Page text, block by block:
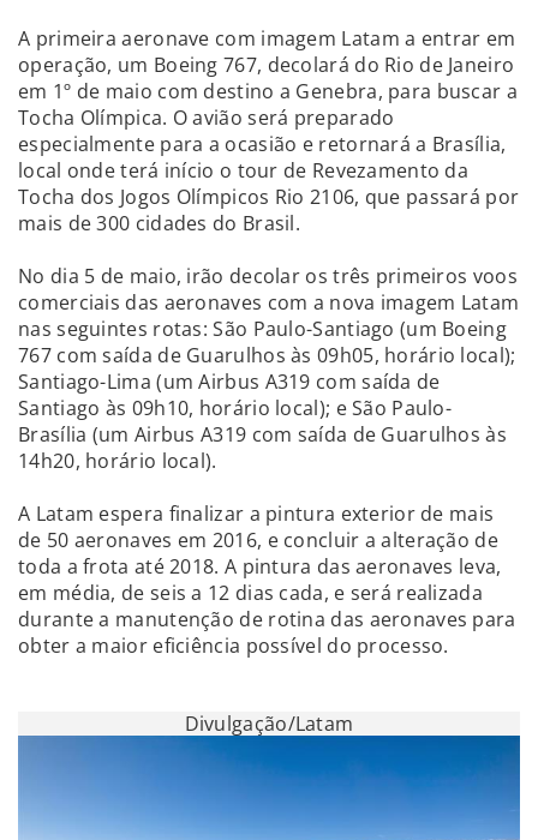
A primeira aeronave com imagem Latam a entrar em
operação, um Boeing 767, decolará do Rio de Janeiro
em 1º de maio com destino a Genebra, para buscar a
Tocha Olímpica. O avião será preparado
especialmente para a ocasião e retornará a Brasília,
local onde terá início o tour de Revezamento da
Tocha dos Jogos Olímpicos Rio 2106, que passará por
mais de 300 cidades do Brasil.
No dia 5 de maio, irão decolar os três primeiros voos
comerciais das aeronaves com a nova imagem Latam
nas seguintes rotas: São Paulo-Santiago (um Boeing
767 com saída de Guarulhos às 09h05, horário local);
Santiago-Lima (um Airbus A319 com saída de
Santiago às 09h10, horário local); e São Paulo-
Brasília (um Airbus A319 com saída de Guarulhos às
14h20, horário local).
A Latam espera finalizar a pintura exterior de mais
de 50 aeronaves em 2016, e concluir a alteração de
toda a frota até 2018. A pintura das aeronaves leva,
em média, de seis a 12 dias cada, e será realizada
durante a manutenção de rotina das aeronaves para
obter a maior eficiência possível do processo.
Divulgação/Latam